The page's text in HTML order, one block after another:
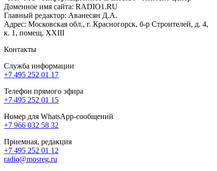
Доменное имя сайта: RADIO1.RU
Главный редактор: Аванесян Д.А.
Адрес: Московская обл., г. Красногорск, б-р Строителей, д. 4,
к. 1, помещ. XXIII
Контакты
Служба информации
+7 495 252 01 17
Телефон прямого эфира
+7 495 252 01 15
Номер для WhatsApp-сообщений
+7 966 032 58 32
Приемная, редакция
+7 495 252 01 12
radio@mosreg.ru